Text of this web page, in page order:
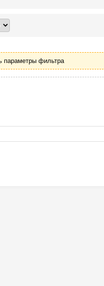
параметры фильтра